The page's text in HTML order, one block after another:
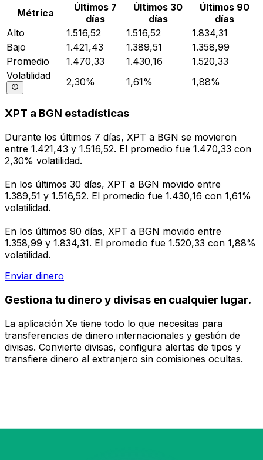
Métrica
Últimos 7
días
Últimos 30
días
Últimos 90
días
Alto
1.516,52 1.516,52
1.834,31
Bajo
1.421,43 1.389,51
1.358,99
Promedio
1.470,33 1.430,16
1.520,33
Volatilidad
2,30% 1,61% 1,88%
XPT a BGN estadísticas
Durante los últimos 7 días, XPT a BGN se movieron
entre 1.421,43 y 1.516,52. El promedio fue 1.470,33 con
2,30% volatilidad.
En los últimos 30 días, XPT a BGN movido entre
1.389,51 y 1.516,52. El promedio fue 1.430,16 con 1,61%
volatilidad.
En los últimos 90 días, XPT a BGN movido entre
1.358,99 y 1.834,31. El promedio fue 1.520,33 con 1,88%
volatilidad.
Enviar dinero
Gestiona tu dinero y divisas en cualquier lugar.
La aplicación Xe tiene todo lo que necesitas para
transferencias de dinero internacionales y gestión de
divisas. Convierte divisas, configura alertas de tipos y
transfiere dinero al extranjero sin comisiones ocultas.